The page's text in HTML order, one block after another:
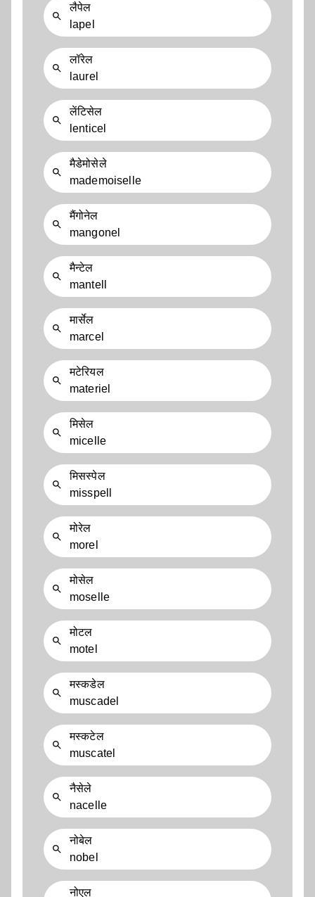
लैपेल
lapel
लॉरेल
laurel
लेंटिसेल
lenticel
मैडेमोसेले
mademoiselle
मैंगोनेल
mangonel
मैन्टेल
mantell
मार्सेल
marcel
मटेरियल
materiel
मिसेल
micelle
मिसस्पेल
misspell
मोरेल
morel
मोसेल
moselle
मोटल
motel
मस्कडेल
muscadel
मस्कटेल
muscatel
नैसेले
nacelle
नोबेल
nobel
नोएल